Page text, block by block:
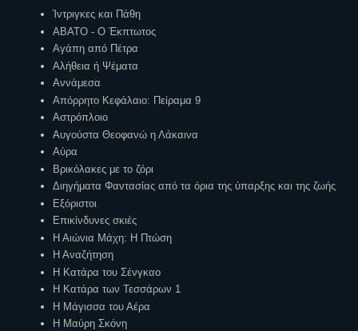
Ίντριγκες και Πάθη
ΑΒΑΤΟ - Ο Έκπτωτος
Αγάπη από Πέτρα
Αλήθεια ή Ψέματα
Αννάμεσα
Απόρρητο Κεφάλαιο: Πείραμα 9
Αστρόπλοιο
Αυγούστα Θεοφανώ η Λάκαινα
Αύρα
Βρικόλακες με το ζόρι
Διηγήματα Φαντασίας από τα όρια της ύπαρξης και της ζωής
Εξόριστοι
Επικίνδυνες σκιές
Η Αιώνια Μάχη: Η Πτώση
Η Αναζήτηση
Η Κατάρα του Σένγκαο
Η Κατάρα των Τεσσάρων 1
Η Μάγισσα του Αέρα
Η Μαύρη Σκόνη